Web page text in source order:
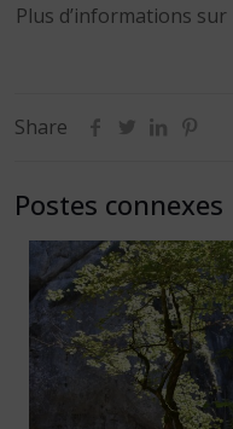
Plus d’informations sur
Share
Postes connexes